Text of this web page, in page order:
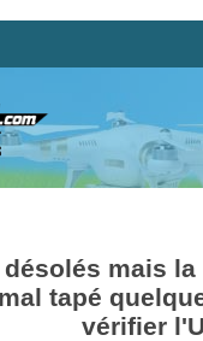
mais
tapé
vérifier